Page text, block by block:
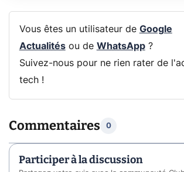
Vous êtes un utilisateur de Google
Actualitésou de WhatsApp?
Suivez-nous pour ne rien rater de
tech !
Commentaires 0
Participer à la discussion